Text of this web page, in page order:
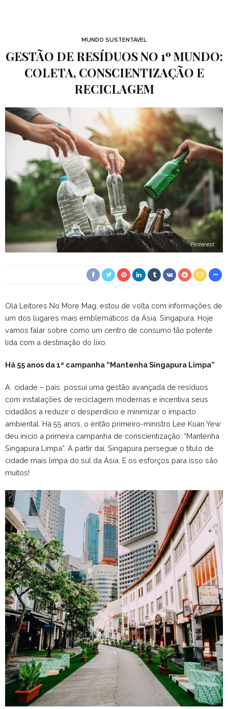
MUNDO SUSTENTÁVEL
GESTÃO DE RESÍDUOS NO 1º MUNDO:
COLETA, CONSCIENTIZAÇÃO E
RECICLAGEM
Pinterest
Olá Leitores No More Mag, estou de volta com informações de
um dos lugares mais emblemáticos da Ásia: Singapura. Hoje
vamos falar sobre como um centro de consumo tão potente
lida com a destinação do lixo.
Há 55 anos da 1ª campanha “Mantenha Singapura Limpa”
A cidade – país possui uma gestão avançada de resíduos
com instalações de reciclagem modernas e incentiva seus
cidadãos a reduzir o desperdício e minimizar o impacto
ambiental. Há 55 anos, o então primeiro-ministro Lee Kuan Yew
deu inicio a primeira campanha de conscientização: “Mantenha
Singapura Limpa”. A partir daí, Singapura persegue o título de
cidade mais limpa do sul da Ásia. E os esforços para isso são
muitos!